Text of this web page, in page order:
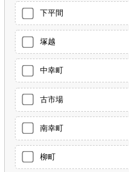
下平間
塚越
中幸町
古市場
南幸町
柳町